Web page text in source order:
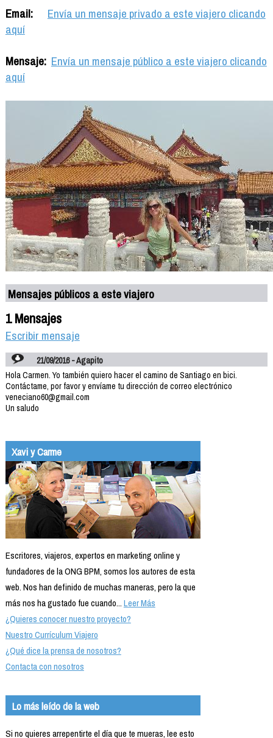
Email:
Envía un mensaje privado a este viajero clicando
aquí
Mensaje: Envía un mensaje público a este viajero clicando
aquí
Mensajes públicos a este viajero
1 Mensajes
Escribir mensaje
21/09/2016 - Agapito
Hola Carmen. Yo también quiero hacer el camino de Santiago en bici.
Contáctame, por favor y envíame tu dirección de correo electrónico
veneciano60@gmail.com
Un saludo
Xavi y Carme
Escritores, viajeros, expertos en marketing online y
fundadores de la ONG BPM, somos los autores de esta
web. Nos han definido de muchas maneras, pero la que
más nos ha gustado fue cuando...Leer Más
¿Quieres conocer nuestro proyecto?
Nuestro Currículum Viajero
¿Qué dice la prensa de nosotros?
Contacta con nosotros
Lo más leído de la web
Si no quieres arrepentirte el día que te mueras, lee esto